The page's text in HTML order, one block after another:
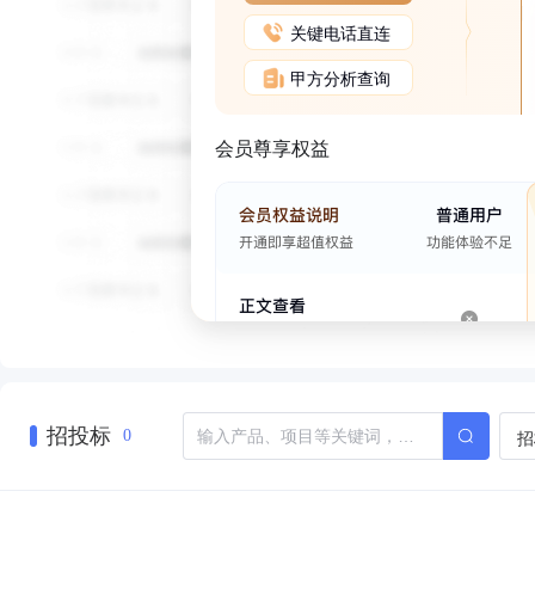
关键电话直连
甲方分析查询
会员尊享权益
招投标 0